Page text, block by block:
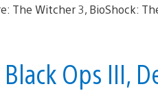
Ops III,